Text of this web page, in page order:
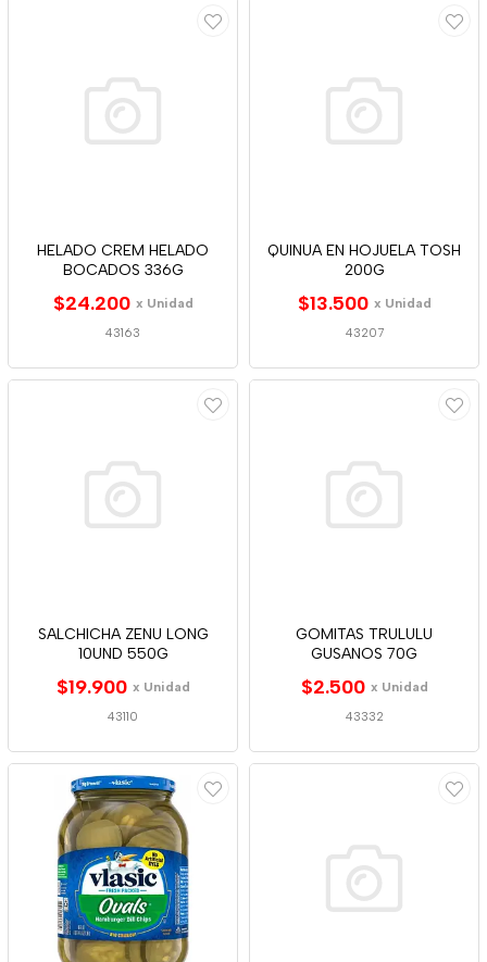
HELADO CREM HELADO
BOCADOS 336G
$24.200 x Unidad
43163
QUINUA EN HOJUELA TOSH
200G
$13.500 x Unidad
43207
SALCHICHA ZENU LONG
10UND 550G
$19.900 x Unidad
43110
GOMITAS TRULULU
GUSANOS 70G
$2.500 x Unidad
43332